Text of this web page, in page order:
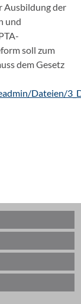
Ausbildung der
und
soll zum
dem Gesetz
Dateien/